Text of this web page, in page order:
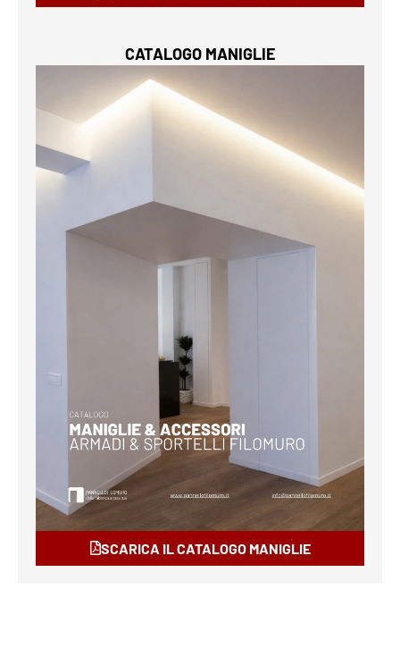
CATALOGO MANIGLIE
SCARICA IL CATALOGO MANIGLIE